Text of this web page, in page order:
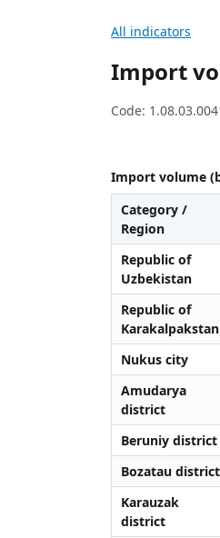
All indicators
Import
Code:
Import volume
Category /
Region
Republic of
Uzbekistan
Republic of
Karakalpakstan
Nukus city
Amudarya
district
Beruniy district
Bozatau district
Karauzak
district